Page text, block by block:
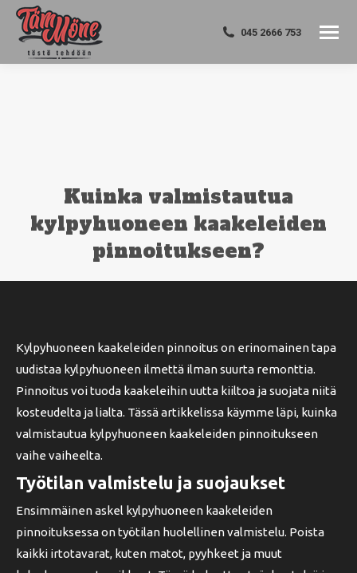
045 2666 753
Kuinka valmistautua
kylpyhuoneen kaakeleiden
pinnoitukseen?
Kylpyhuoneen kaakeleiden pinnoitus on erinomainen tapa
uudistaa kylpyhuoneen ilmettä ilman suurta remonttia.
Pinnoitus voi tuoda kaakeleihin uutta kiiltoa ja suojata niitä
kosteudelta ja lialta. Tässä artikkelissa käymme läpi, kuinka
valmistautua kylpyhuoneen kaakeleiden pinnoitukseen
vaihe vaiheelta.
Työtilan valmistelu ja suojaukset
Ensimmäinen askel kylpyhuoneen kaakeleiden
pinnoituksessa on työtilan huolellinen valmistelu. Poista
kaikki irtotavarat, kuten matot, pyyhkeet ja muut